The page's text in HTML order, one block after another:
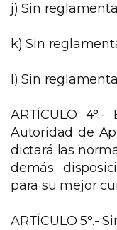
j) Sin
k) Sin
l) Sin
ARTÍCULO
Autoridad de
dictará las
demás
para su mejor
ARTÍCULO 5°.-